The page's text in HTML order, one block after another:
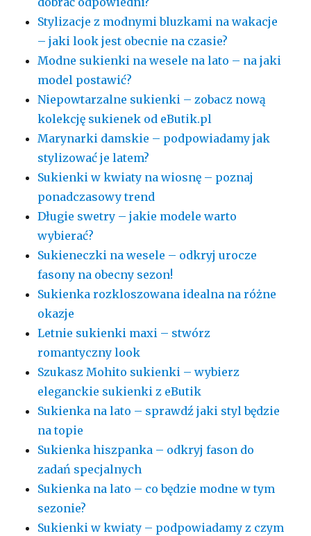
Stylizacje z modnymi bluzkami na wakacje
– jaki look jest obecnie na czasie?
Modne sukienki na wesele na lato – na jaki
model postawić?
Niepowtarzalne sukienki – zobacz nową
kolekcję sukienek od eButik.pl
Marynarki damskie – podpowiadamy jak
stylizować je latem?
Sukienki w kwiaty na wiosnę – poznaj
ponadczasowy trend
Długie swetry – jakie modele warto
wybierać?
Sukieneczki na wesele – odkryj urocze
fasony na obecny sezon!
Sukienka rozkloszowana idealna na różne
okazje
Letnie sukienki maxi – stwórz
romantyczny look
Szukasz Mohito sukienki – wybierz
eleganckie sukienki z eButik
Sukienka na lato – sprawdź jaki styl będzie
na topie
Sukienka hiszpanka – odkryj fason do
zadań specjalnych
Sukienka na lato – co będzie modne w tym
sezonie?
Sukienki w kwiaty – podpowiadamy z czym